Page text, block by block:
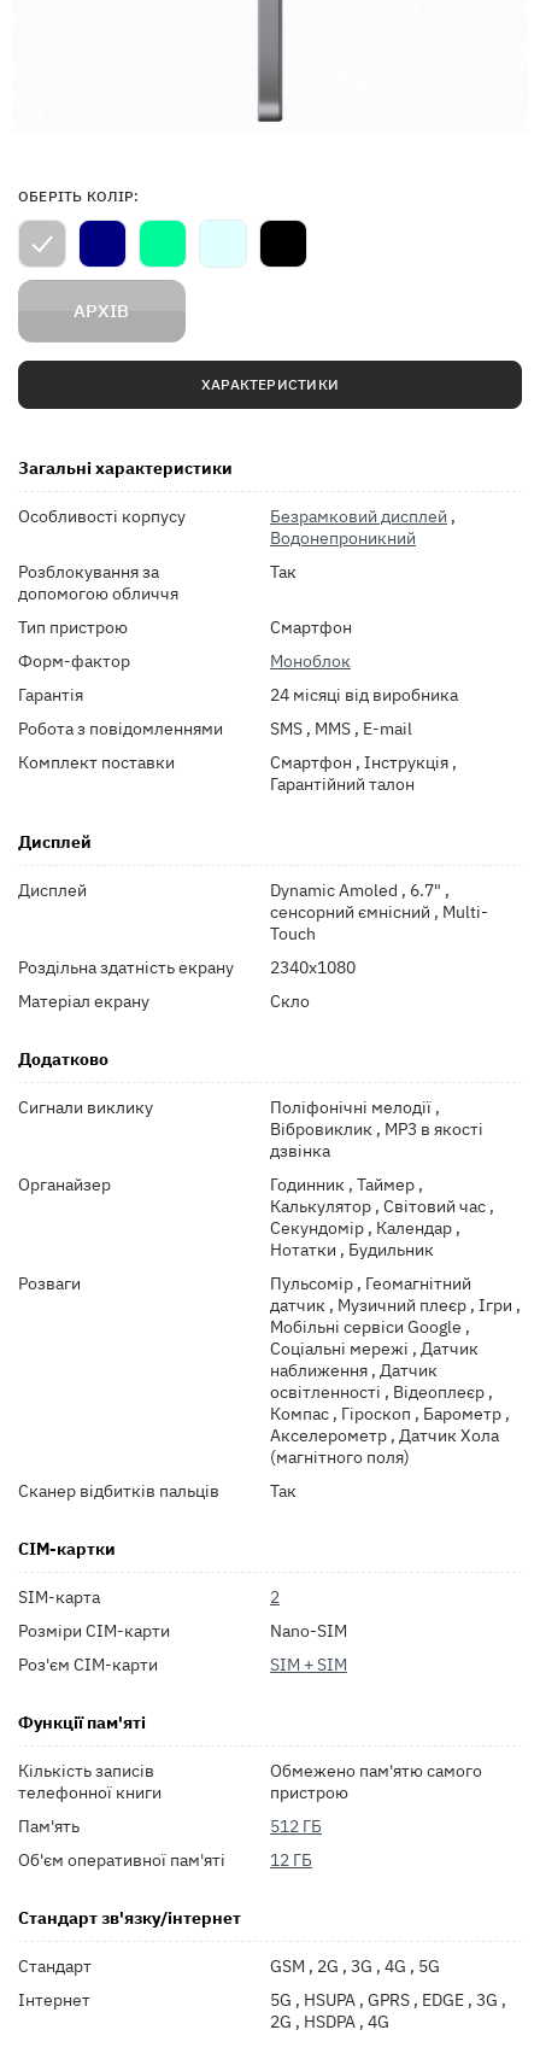
ОБЕРІТЬ КОЛІР:
АРХІВ
ХАРАКТЕРИСТИКИ
Загальні характеристики
Особливості корпусу Безрамковий дисплей ,
Водонепроникний
Розблокування за
допомогою обличчя
Так
Тип пристрою
Смартфон
Форм-фактор
Моноблок
Гарантія
24 місяці від виробника
Робота з повідомленнями
SMS , MMS , E-mail
Комплект поставки
Смартфон , Інструкція ,
Гарантійний талон
Дисплей
Дисплей
Dynamic Amoled , 6.7" ,
сенсорний ємнісний , Multi-
Touch
Роздільна здатність екрану
2340x1080
Матеріал екрану
Скло
Додатково
Сигнали виклику
Поліфонічні мелодії ,
Вібровиклик , MP3 в якості
дзвінка
Органайзер
Годинник , Таймер ,
Калькулятор , Світовий час ,
Секундомір , Календар ,
Нотатки , Будильник
Розваги
Пульсомір , Геомагнітний
датчик , Музичний плеєр , Ігри ,
Мобільні сервіси Google ,
Соціальні мережі , Датчик
наближення , Датчик
освітленності , Відеоплеєр ,
Компас , Гіроскоп , Барометр ,
Акселерометр , Датчик Хола
(магнітного поля)
Сканер відбитків пальців
Так
СІМ-картки
SIM-карта
2
Розміри СІМ-карти
Nano-SIM
Роз'єм СІМ-карти
SIM + SIM
Функції пам'яті
Кількість записів
телефонної книги
Обмежено пам'ятю самого
пристрою
Пам'ять
512 ГБ
Об'єм оперативної пам'яті
12 ГБ
Стандарт зв'язку/інтернет
Стандарт
GSM , 2G , 3G , 4G , 5G
Інтернет
5G , HSUPA , GPRS , EDGE , 3G ,
2G , HSDPA , 4G